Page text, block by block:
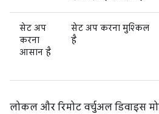
सेट अप
करना
आसान है
सेट अप करना मुश्किल
है
लोकल और रिमोट वर्चुअल डिवाइस